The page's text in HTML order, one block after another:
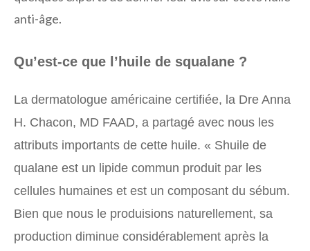
anti-âge.
Qu’est-ce que l’huile de squalane ?
La dermatologue américaine certifiée, la Dre Anna
H. Chacon, MD FAAD, a partagé avec nous les
attributs importants de cette huile. « Shuile de
qualane est un lipide commun produit par les
cellules humaines et est un composant du sébum.
Bien que nous le produisions naturellement, sa
production diminue considérablement après la